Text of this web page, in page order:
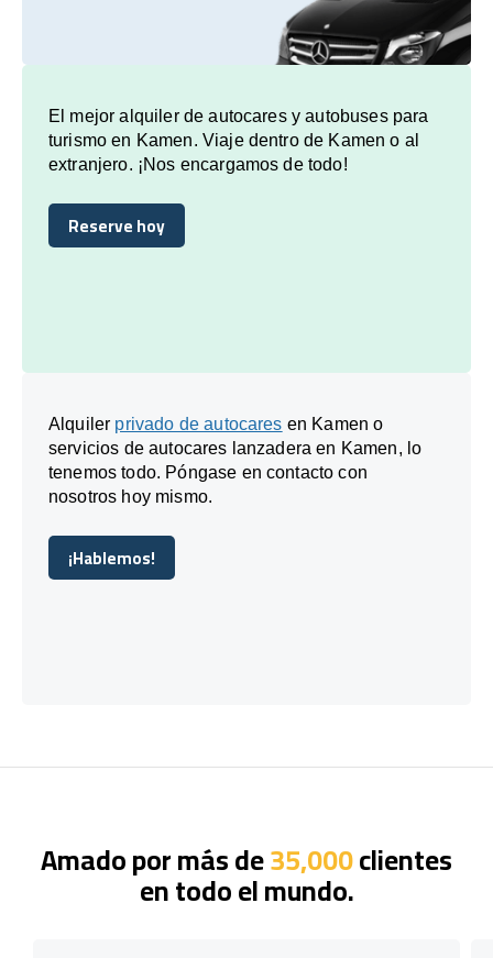
El mejor alquiler de autocares y autobuses para
turismo en Kamen. Viaje dentro de Kamen o al
extranjero. ¡Nos encargamos de todo!
Reserve hoy
Reserve hoy
Alquiler privado de autocares en Kamen o
servicios de autocares lanzadera en Kamen, lo
tenemos todo. Póngase en contacto con
nosotros hoy mismo.
¡Hablemos!
¡Hablemos!
Amado por más de35,000clientes
en todo el mundo.